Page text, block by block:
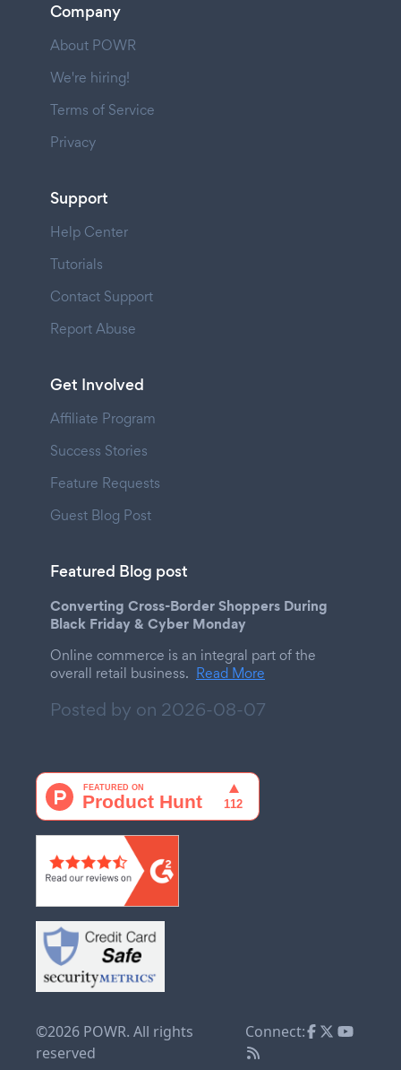
Company
About POWR
We're hiring!
Terms of Service
Privacy
Support
Help Center
Tutorials
Contact Support
Report Abuse
Get Involved
Affiliate Program
Success Stories
Feature Requests
Guest Blog Post
Featured Blog post
Converting Cross-Border Shoppers During
Black Friday & Cyber Monday
Online commerce is an integral part of the
overall retail business. Read More
Posted by on 2026-08-07
©2026 POWR. All rights
reserved
Connect: